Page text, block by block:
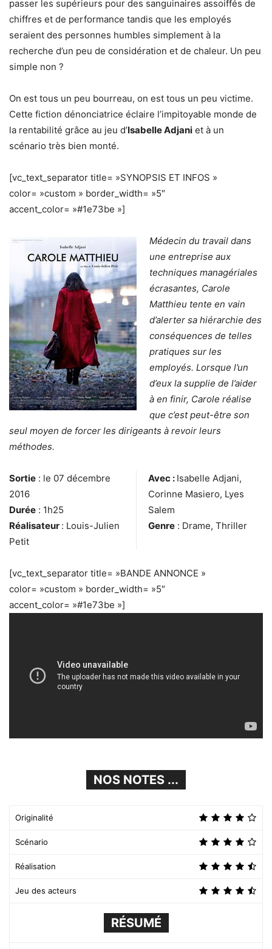
passer les supérieurs pour des sanguinaires assoiffés de
chiffres et de performance tandis que les employés
seraient des personnes humbles simplement à la
recherche d’un peu de considération et de chaleur. Un peu
simple non ?
On est tous un peu bourreau, on est tous un peu victime.
Cette fiction dénonciatrice éclaire l’impitoyable monde de
la rentabilité grâce au jeu d’Isabelle Adjani et à un
scénario très bien monté.
[vc_text_separator title= »SYNOPSIS ET INFOS »
color= »custom » border_width= »5″
accent_color= »#1e73be »]
Médecin du travail dans
une entreprise aux
techniques managériales
écrasantes, Carole
Matthieu tente en vain
d’alerter sa hiérarchie des
conséquences de telles
pratiques sur les
employés. Lorsque l’un
d’eux la supplie de l’aider
à en finir, Carole réalise
que c’est peut-être son
seul moyen de forcer les dirigeants à revoir leurs
méthodes.
Sortie : le 07 décembre
2016
Durée : 1h25
Réalisateur : Louis-Julien
Petit
Avec : Isabelle Adjani,
Corinne Masiero, Lyes
Salem
Genre : Drame, Thriller
[vc_text_separator title= »BANDE ANNONCE »
color= »custom » border_width= »5″
accent_color= »#1e73be »]
NOS NOTES ...
Originalité
Scénario
Réalisation
Jeu des acteurs
RÉSUMÉ